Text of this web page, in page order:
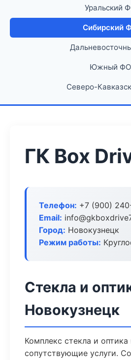
Уральский
Сибирский
Южный ФО
Северо-
ГК Box
Телефон: +7 (900)
Email:
Город: Новокузнецк
Режим работы:
Стекла и
Новокузнецк
Комплекс стекла и оптика
сопутствующие услуги.